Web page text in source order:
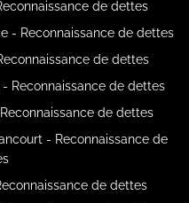
de dettes
- Reconnaissance de dettes
de dettes
Reconnaissance de dettes
de dettes
- Reconnaissance de
de dettes